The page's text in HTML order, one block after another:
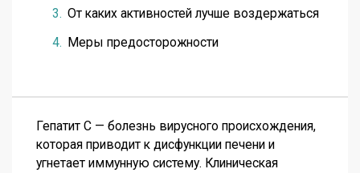
От каких активностей лучше воздержаться
Меры предосторожности
Гепатит С — болезнь вирусного происхождения,
которая приводит к дисфункции печени и
угнетает иммунную систему. Клиническая